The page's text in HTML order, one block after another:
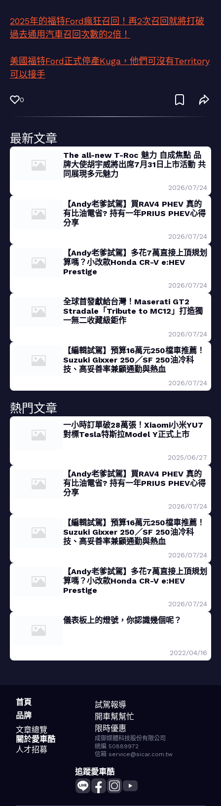
2025年的福特Ford瘋狂召回！再2次召回就將打破
過去通用汽車召回次數的2倍！
美國福特Ford正式停產Kuga，他們可沒有Territory
可以接手
0
最新文章
The all-new T-Roc 魅力 自成焦點 品
牌大使胡宇威將出席7月31日上市活動 共
同展現多元魅力
2026/07/24
【Andy老爹試駕】買RAV4 PHEV 真的
有比油電省? 持有一年PRIUS PHEV心得
分享
2026/07/24
【Andy老爹試駕】多花7萬直接上頂規划
算嗎？小改款Honda CR-V e:HEV
Prestige
2026/07/24
全球首發獻給台灣！Maserati GT2
Stradale「Tribute to MC12」打造獨
一無二收藏級鉅作
2026/07/24
【編輯試駕】預算16萬元250檔車推薦！
Suzuki Gixxer 250／SF 250油冷科
技、高妥善率兼顧通勤與熱血
2026/07/24
熱門文章
一小時訂單破28萬張！Xiaomi小米YU7
對標Tesla特斯拉Model Y正式上市
2025/06/27
【Andy老爹試駕】買RAV4 PHEV 真的
有比油電省? 持有一年PRIUS PHEV心得
分享
2026/07/24
【編輯試駕】預算16萬元250檔車推薦！
Suzuki Gixxer 250／SF 250油冷科
技、高妥善率兼顧通勤與熱血
2026/07/24
【Andy老爹試駕】多花7萬直接上頂規划
算嗎？小改款Honda CR-V e:HEV
Prestige
2026/07/24
儀表板上的燈號，你認識幾個呢？
2022/04/16
首頁
品牌
文章總覽
試駕報導
開車幫幫忙
限時優惠
關於愛車酷
人才招募
成御媒體科技股份有限公司
統編 50889972
信箱 service@sicar.com.tw
追蹤愛車酷